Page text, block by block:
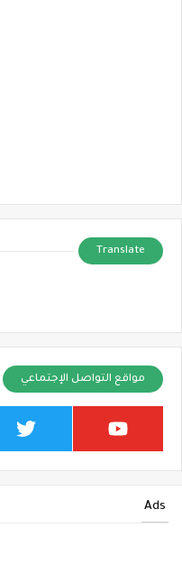
Translate
مواقع التواصل الإجتماعي
Ads